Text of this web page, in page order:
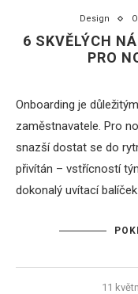
Design
6 SKVĚLÝCH
PRO
Onboarding je
zaměstnavatele. Pro
snazší dostat se do
přivítán – vstřícností
dokonalý uvítací
11